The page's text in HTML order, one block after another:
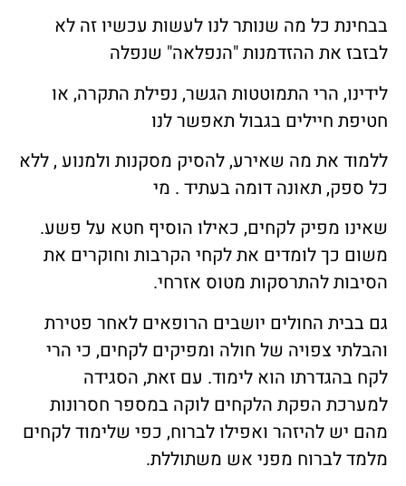
בבחינת כל מה שנותר לנו לעשות עכשיו זה לא
לבזבז את ההזדמנות "הנפלאה" שנפלה
לידינו, הרי התמוטטות הגשר, נפילת התקרה, או
חטיפת חיילים בגבול תאפשר לנו
ללמוד את מה שאירע, להסיק מסקנות ולמנוע , ללא
כל ספק, תאונה דומה בעתיד . מי
שאינו מפיק לקחים, כאילו הוסיף חטא על פשע.
משום כך לומדים את לקחי הקרבות וחוקרים את
הסיבות להתרסקות מטוס אזרחי.
גם בבית החולים יושבים הרופאים לאחר פטירת
והבלתי צפויה של חולה ומפיקים לקחים, כי הרי
לקח בהגדרתו הוא לימוד. עם זאת, הסגידה
למערכת הפקת הלקחים לוקה במספר חסרונות
מהם יש להיזהר ואפילו לברוח, כפי שלימוד לקחים
מלמד לברוח מפני אש משתוללת.